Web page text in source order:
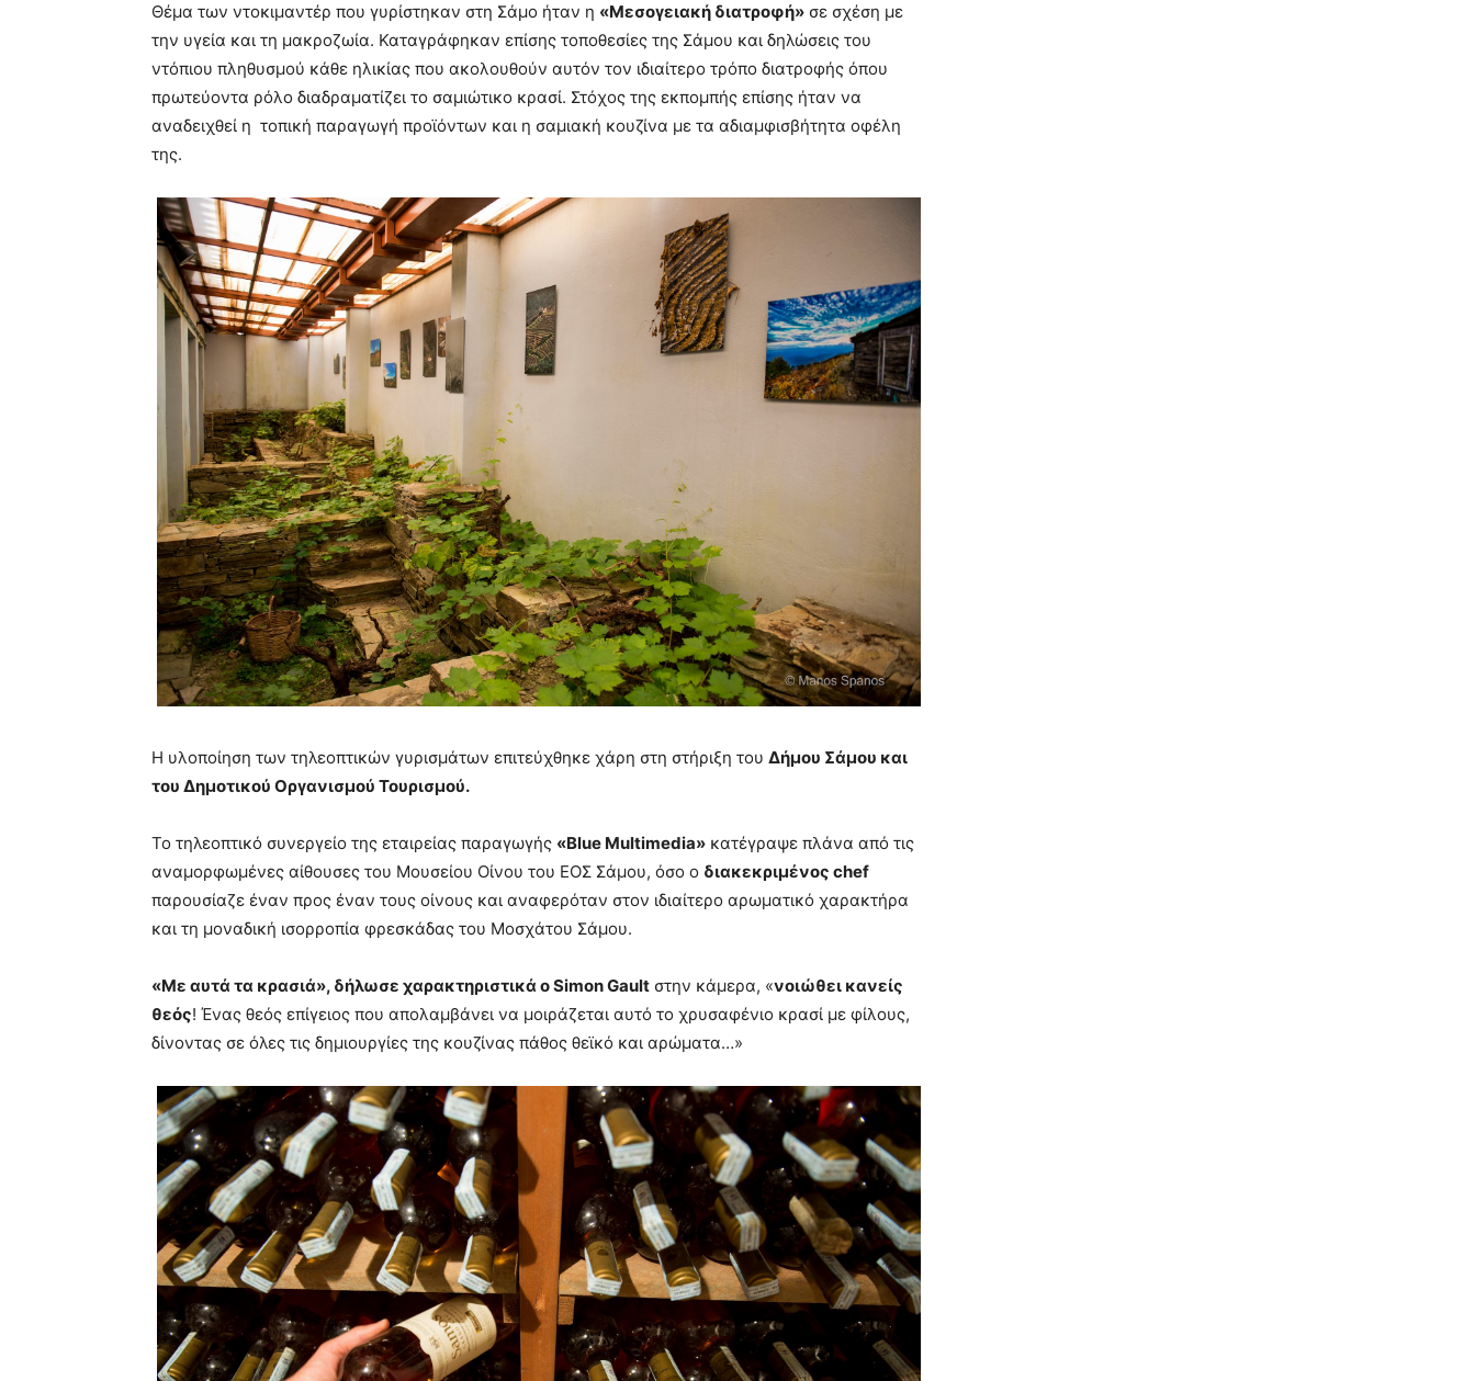
Θέμα των ντοκιμαντέρ που γυρίστηκαν στη Σάμο ήταν η «Μεσογειακή διατροφή» σε σχέση με
την υγεία και τη μακροζωία. Καταγράφηκαν επίσης τοποθεσίες της Σάμου και δηλώσεις του
ντόπιου πληθυσμού κάθε ηλικίας που ακολουθούν αυτόν τον ιδιαίτερο τρόπο διατροφής όπου
πρωτεύοντα ρόλο διαδραματίζει το σαμιώτικο κρασί. Στόχος της εκπομπής επίσης ήταν να
αναδειχθεί η τοπική παραγωγή προϊόντων και η σαμιακή κουζίνα με τα αδιαμφισβήτητα οφέλη
της.
Η υλοποίηση των τηλεοπτικών γυρισμάτων επιτεύχθηκε χάρη στη στήριξη του Δήμου Σάμου και
του Δημοτικού Οργανισμού Τουρισμού.
Το τηλεοπτικό συνεργείο της εταιρείας παραγωγής «Blue Multimedia» κατέγραψε πλάνα από τις
αναμορφωμένες αίθουσες του Μουσείου Οίνου του ΕΟΣ Σάμου, όσο ο διακεκριμένος chef
παρουσίαζε έναν προς έναν τους οίνους και αναφερόταν στον ιδιαίτερο αρωματικό χαρακτήρα
και τη μοναδική ισορροπία φρεσκάδας του Μοσχάτου Σάμου.
«Με αυτά τα κρασιά», δήλωσε χαρακτηριστικά οSimonGault στην κάμερα, «νοιώθει κανείς
θεός! Ένας θεός επίγειος που απολαμβάνει να μοιράζεται αυτό το χρυσαφένιο κρασί με φίλους,
δίνοντας σε όλες τις δημιουργίες της κουζίνας πάθος θεϊκό και αρώματα…»